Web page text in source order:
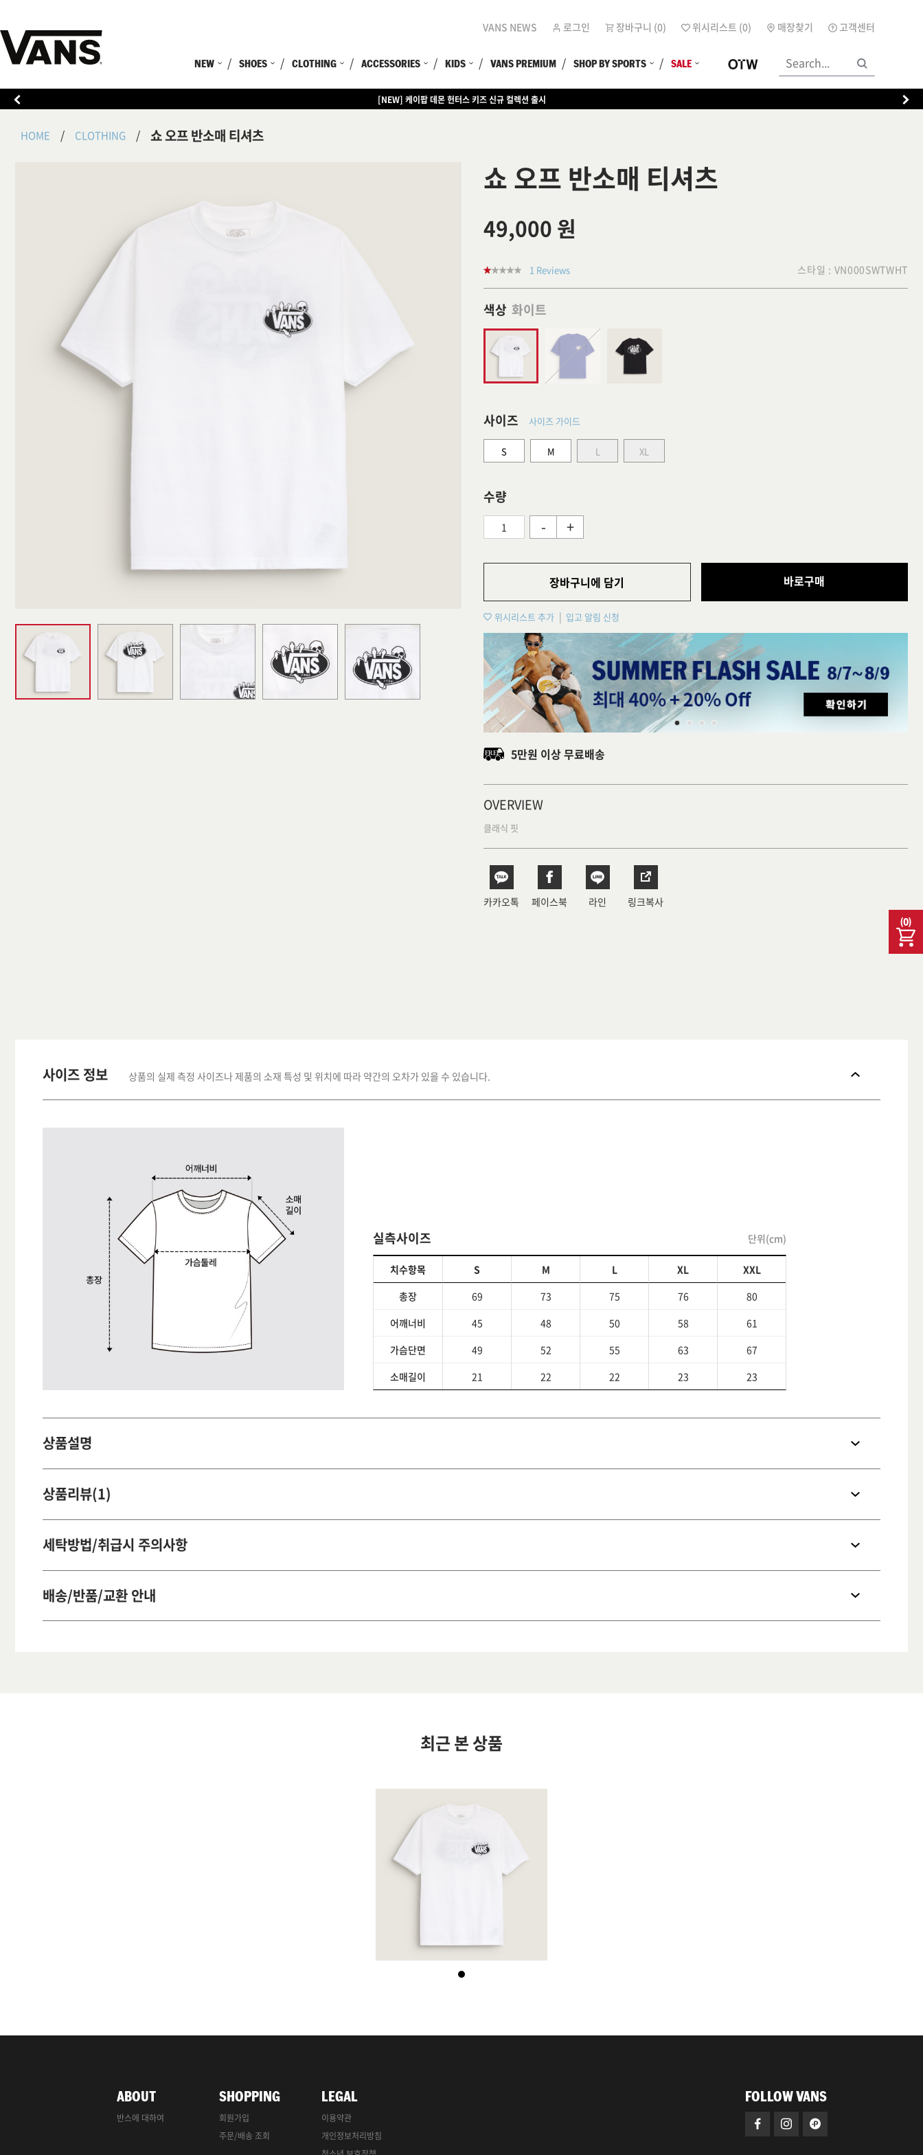
VANS NEWS 로그인 장바구니 (0) 위시리스트 (0) 매장찾기 고객센터
NEW SHOES CLOTHING ACCESSORIES KIDS VANS PREMIUM SHOP BY SPORTS SALE
(0)
[NEW] 케이팝 데몬 헌터스 키즈 신규 컬렉션 출시
[EVENT] 15만원 이상 구매 시 쿨러백 증정
HOME CLOTHING 쇼 오프 반소매 티셔츠
쇼 오프 반소매 티셔츠
49,000 원
1 Reviews 스타일 : VN000SWTWHT
색상 화이트
사이즈 사이즈 가이드
S M L XL
수량
- +
장바구니에 담기 바로구매
위시리스트 추가 입고 알림 신청
5만원 이상 무료배송
OVERVIEW
클래식 핏
카카오톡 페이스북 라인 링크복사
사이즈 정보 상품의 실제 측정 사이즈나 제품의 소재 특성 및 위치에 따라 약간의 오차가 있을 수 있습니다.
실측사이즈 단위(cm)
치수항목 S M L XL
XXL
총장
69 73 75 76
80
어깨너비
45 48 50 58
61
가슴단면
49 52 55 63
67
소매길이
21 22 22 23 23
상품설명
상품리뷰(1)
세탁방법/취급시 주의사항
배송/반품/교환 안내
최근 본 상품
ABOUT
반스에 대하여
SHOPPING
회원가입
주문/배송 조회
LEGAL
이용약관
개인정보처리방침
FOLLOW VANS